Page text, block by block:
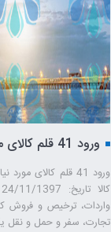
ورود 41 قلم کالای
واردات، ترخیص و فروش
تجارت، سفر و حمل ‌و نقل